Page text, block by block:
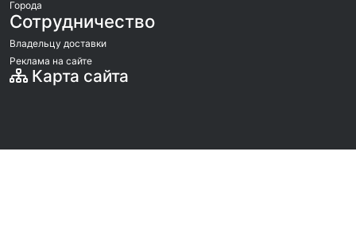
Города
Сотрудничество
Владельцу доставки
Реклама на сайте
Карта сайта